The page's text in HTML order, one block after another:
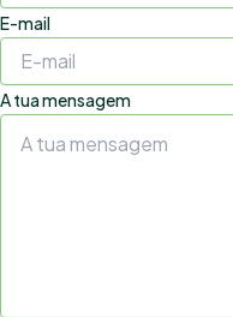
E-mail
A tua mensagem